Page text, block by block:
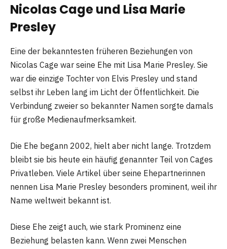
Nicolas Cage und Lisa Marie
Presley
Eine der bekanntesten früheren Beziehungen von
Nicolas Cage war seine Ehe mit Lisa Marie Presley. Sie
war die einzige Tochter von Elvis Presley und stand
selbst ihr Leben lang im Licht der Öffentlichkeit. Die
Verbindung zweier so bekannter Namen sorgte damals
für große Medienaufmerksamkeit.
Die Ehe begann 2002, hielt aber nicht lange. Trotzdem
bleibt sie bis heute ein häufig genannter Teil von Cages
Privatleben. Viele Artikel über seine Ehepartnerinnen
nennen Lisa Marie Presley besonders prominent, weil ihr
Name weltweit bekannt ist.
Diese Ehe zeigt auch, wie stark Prominenz eine
Beziehung belasten kann. Wenn zwei Menschen